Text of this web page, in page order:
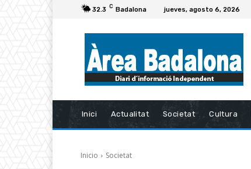
32.3 C Badalona jueves, agosto 6, 2026
Inici Actualitat Societat Cultura
Inicio Societat